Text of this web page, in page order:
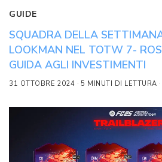
GUIDE
SQUADRA DELLA
LOOKMAN NEL TOTW 7-
GUIDA AGLI INVESTIMENTI
31 OTTOBRE 2024 5 MINUTI DI LETTURA